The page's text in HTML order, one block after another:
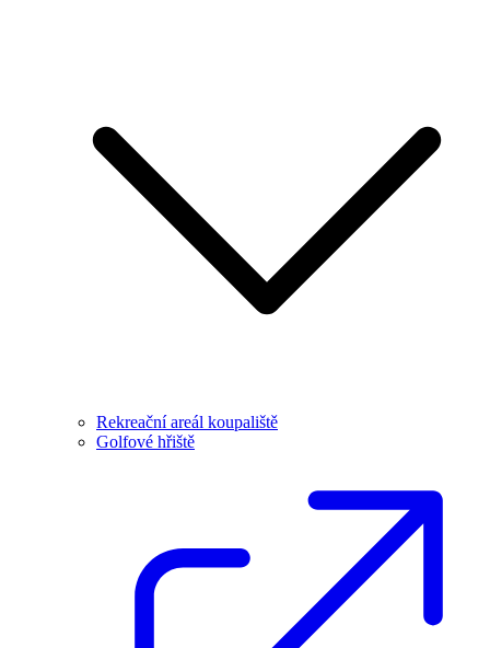
Rekreační areál koupaliště
Golfové hřiště